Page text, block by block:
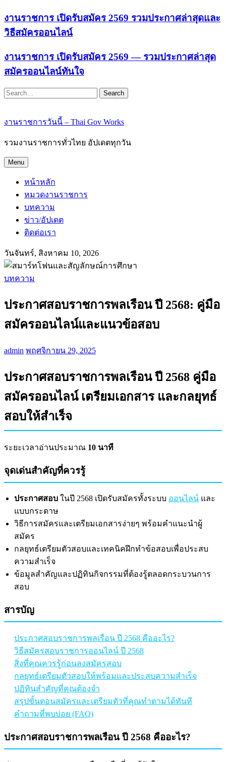
งานราชการ เปิดรับสมัคร 2569 รวมประกาศล่าสุดและ
วิธีสมัครออนไลน์
งานราชการ เปิดรับสมัคร 2569 — รวมประกาศล่าสุด
สมัครออนไลน์ทันใจ
Search
งานราชการวันนี้ – Thai Gov Works
รวมงานราชการทั่วไทย อัปเดตทุกวัน
Menu
หน้าหลัก
หมวดงานราชการ
บทความ
ข่าว/อัปเดต
ติดต่อเรา
วันจันทร์, สิงหาคม 10, 2026
บทความ
ประกาศสอบราชการพลเรือน ปี 2568: คู่มือ
สมัครออนไลน์และแนวข้อสอบ
admin พฤศจิกายน 29, 2025
ประกาศสอบราชการพลเรือน ปี 2568 คู่มือ
สมัครออนไลน์ เตรียมเอกสาร และกลยุทธ์
สอบให้สำเร็จ
ระยะเวลาอ่านประมาณ 10 นาที
จุดเด่นสำคัญที่ควรรู้
ประกาศสอบ ในปี 2568 เปิดรับสมัครทั้งระบบ ออนไลน์ และ
แบบกระดาษ
วิธีการสมัครและเตรียมเอกสารง่ายๆ พร้อมคำแนะนำผู้
สมัคร
กลยุทธ์เตรียมตัวสอบและเทคนิคฝึกทำข้อสอบเพื่อประสบ
ความสำเร็จ
ข้อมูลสำคัญและปฏิทินกิจกรรมที่ต้องรู้ตลอดกระบวนการ
สอบ
สารบัญ
ประกาศสอบราชการพลเรือน ปี 2568 คืออะไร?
วิธีสมัครสอบราชการออนไลน์ ปี 2568
สิ่งที่คุณควรรู้ก่อนลงสมัครสอบ
กลยุทธ์เตรียมตัวสอบให้พร้อมและประสบความสำเร็จ
ปฏิทินสำคัญที่คุณต้องจำ
สรุปขั้นตอนสมัครและเตรียมตัวที่คุณทำตามได้ทันที
คำถามที่พบบ่อย (FAQ)
ประกาศสอบราชการพลเรือน ปี 2568 คืออะไร?